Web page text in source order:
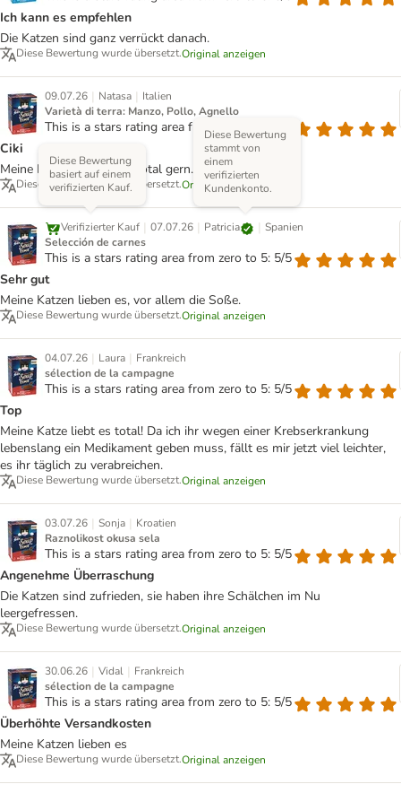
Ich kann es empfehlen
Die Katzen sind ganz verrückt danach.
Diese Bewertung wurde übersetzt.Original anzeigen
09.07.26 | Natasa | Italien
Varietà di terra: Manzo, Pollo, Agnello
This is a stars rating area from zero to 5: 5/5
Ciki
Meine Katzen mögen es total gern.
Diese Bewertung wurde übersetzt.Original anzeigen
Verifizierter Kauf
Diese Bewertung
basiert auf einem
verifizierten Kauf.
| 07.07.26 | Patricia
Diese Bewertung
stammt von
einem
verifizierten
Kundenkonto.
| Spanien
Selección de carnes
This is a stars rating area from zero to 5: 5/5
Sehr gut
Meine Katzen lieben es, vor allem die Soße.
Diese Bewertung wurde übersetzt.Original anzeigen
04.07.26 | Laura | Frankreich
sélection de la campagne
This is a stars rating area from zero to 5: 5/5
Top
Meine Katze liebt es total! Da ich ihr wegen einer Krebserkrankung
lebenslang ein Medikament geben muss, fällt es mir jetzt viel leichter,
es ihr täglich zu verabreichen.
Diese Bewertung wurde übersetzt.Original anzeigen
03.07.26 | Sonja | Kroatien
Raznolikost okusa sela
This is a stars rating area from zero to 5: 5/5
Angenehme Überraschung
Die Katzen sind zufrieden, sie haben ihre Schälchen im Nu
leergefressen.
Diese Bewertung wurde übersetzt.Original anzeigen
30.06.26 | Vidal | Frankreich
sélection de la campagne
This is a stars rating area from zero to 5: 5/5
Überhöhte Versandkosten
Meine Katzen lieben es
Diese Bewertung wurde übersetzt.Original anzeigen